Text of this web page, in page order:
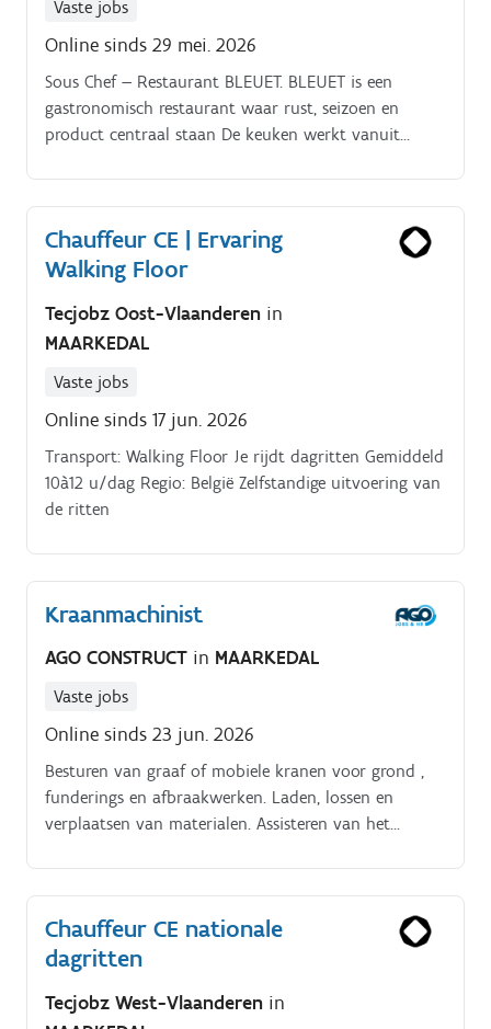
Vaste jobs
Online sinds 29 mei. 2026
Sous Chef — Restaurant BLEUET. BLEUET is een
gastronomisch restaurant waar rust, seizoen en
product centraal staan De keuken werkt vanuit
Chauffeur CE | Ervaring
Walking Floor
Tecjobz Oost-Vlaanderen in
MAARKEDAL
Vaste jobs
Online sinds 17 jun. 2026
Transport: Walking Floor Je rijdt dagritten Gemiddeld
10à12 u/dag Regio: België Zelfstandige uitvoering van
de ritten
Kraanmachinist
AGO CONSTRUCT in MAARKEDAL
Vaste jobs
Online sinds 23 jun. 2026
Besturen van graaf of mobiele kranen voor grond ,
funderings en afbraakwerken. Laden, lossen en
verplaatsen van materialen. Assisteren van het
Chauffeur CE nationale
dagritten
Tecjobz West-Vlaanderen in